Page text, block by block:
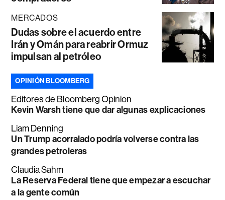
MERCADOS
Dudas sobre el acuerdo entre
Irán y Omán para reabrir Ormuz
impulsan al petróleo
OPINIÓN BLOOMBERG
Editores de Bloomberg Opinion
Kevin Warsh tiene que dar algunas explicaciones
Liam Denning
Un Trump acorralado podría volverse contra las
grandes petroleras
Claudia Sahm
La Reserva Federal tiene que empezar a escuchar
a la gente común